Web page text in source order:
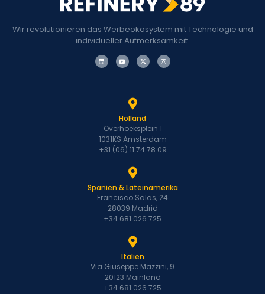
Wir revolutionieren das Werbeökosystem mit Technologie und
individueller Aufmerksamkeit.
Holland
Overhoeksplein 1
1031KS Amsterdam
+31 (06) 11 74 78 09
Spanien & Lateinamerika
Francisco Salas, 24
28039 Madrid
+34 681 026 725
Italien
Via Giuseppe Mazzini, 9
20123 Mainland
+34 681 026 725